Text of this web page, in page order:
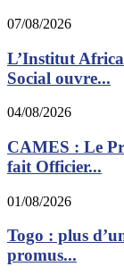
07/08/2026
L’Institut
Social ouvre...
04/08/2026
CAMES : Le
fait Officier...
01/08/2026
Togo : plus
promus...